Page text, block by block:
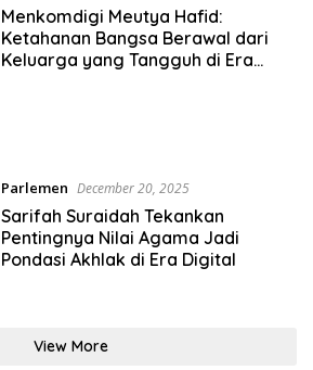
Menkomdigi Meutya Hafid:
Ketahanan Bangsa Berawal dari
Keluarga yang Tangguh di Era
Parlemen December 20, 2025
Sarifah Suraidah Tekankan
Pentingnya Nilai Agama Jadi
Pondasi Akhlak di Era Digital
View More